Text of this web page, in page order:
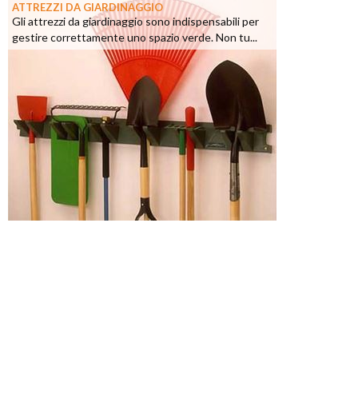
ATTREZZI DA GIARDINAGGIO
Gli attrezzi da giardinaggio sono indispensabili per
gestire correttamente uno spazio verde. Non tu...